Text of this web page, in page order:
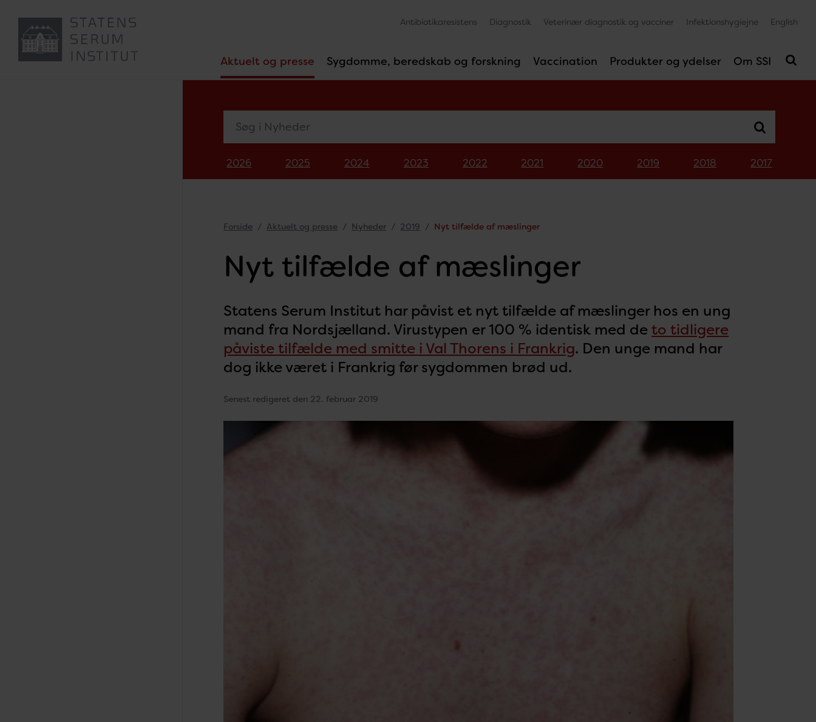
Aktuelt og presse Sygdomme, beredskab og forskning Vaccination Produkter og ydelser Om SSI
Antibiotikaresistens Diagnostik Veterinær diagnostik og vacciner Infektionshygiejne English
2026 2025 2024 2023 2022 2021 2020 2019 2018 2017
Forside Aktuelt og presse Nyheder 2019 Nyt tilfælde af mæslinger
Nyt tilfælde af mæslinger
Statens Serum Institut har påvist et nyt tilfælde af mæslinger hos en ung
mand fra Nordsjælland. Virustypen er 100 % identisk med deto tidligere
påviste tilfælde med smitte i Val Thorens i Frankrig. Den unge mand har
dog ikke været i Frankrig før sygdommen brød ud.
Senest redigeret den 22. februar 2019